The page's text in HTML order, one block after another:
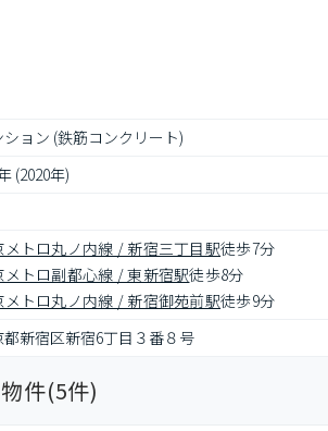
ション (鉄筋コンクリート)
(2020年)
メトロ丸ノ内線 / 新宿三丁目駅徒歩7分
メトロ副都心線 / 東新宿駅徒歩8分
メトロ丸ノ内線 / 新宿御苑前駅徒歩9分
都新宿区新宿6丁目３番８号
件(5件)